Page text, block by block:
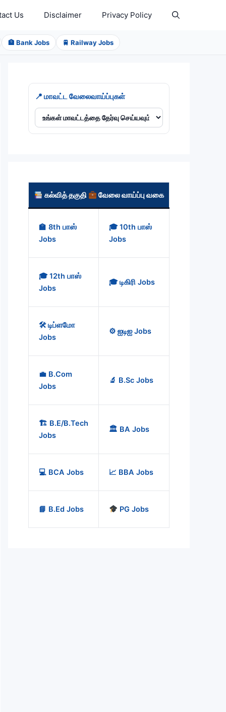
Us Disclaimer Privacy Policy
🏦 Bank Jobs 🚆 Railway Jobs
📍 மாவட்ட வேலைவாய்ப்புகள்
கல்வித் தகுதி வேலை வாய்ப்பு வகை
🏫 8th பாஸ்
Jobs
🎓 10th பாஸ்
Jobs
🎓 12th பாஸ்
Jobs
🎓 டிகிரி Jobs
🛠️ டிப்ளமோ
Jobs
⚙️ ஐடிஐ Jobs
💼 B.Com
Jobs
🔬 B.Sc Jobs
🏗️ B.E/B.Tech
Jobs
🏛️ BA Jobs
💻 BCA Jobs 📈 BBA Jobs
📘 B.Ed Jobs PG Jobs